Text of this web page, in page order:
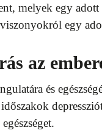
melyek egy
egy
az
és